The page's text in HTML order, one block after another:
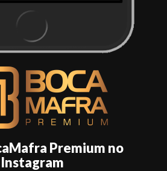
Premium no
Instagram